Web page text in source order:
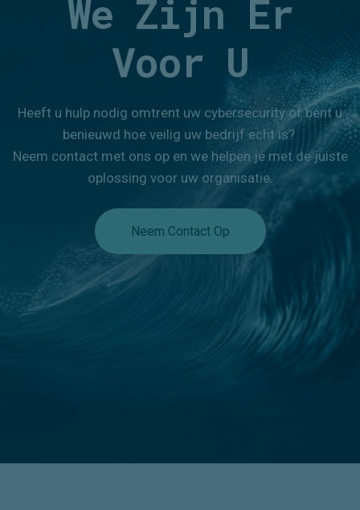
incidentrespons-experts.
Een adequate aanpak van incidenten: dat
is de expertise van het CERT van
Northwave en ook wat onze Rapid
Response Service inhoudt. Deze service
werkt in het verlengde van uw in-house
team. Met deze service kunt u
gebruikmaken van ons multidisciplinair
bevinden zich ook
gedragskundigen
en
juridische experts, deskundigen in
crisiscommunicatie, onderhandelaars,
crisismanagers, incidentcoördinators,
forensisch onderzoekers en specialisten
infrastructuur. Door de handen ineen te
We Zijn Er
Voor U
Heeft u hulp nodig omtrent uw cybersecurity of bent u
benieuwd hoe veilig uw bedrijf echt is?
Neem contact met ons op en we helpen je met de juiste
oplossing voor uw organisatie.
Neem Contact Op